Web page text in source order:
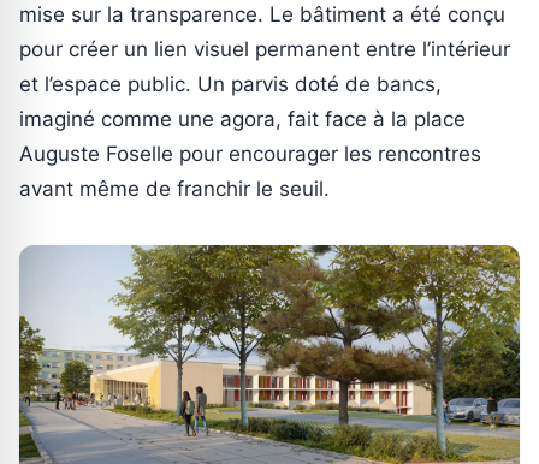
mise sur la transparence. Le bâtiment a été conçu
pour créer un lien visuel permanent entre l’intérieur
et l’espace public. Un parvis doté de bancs,
imaginé comme une agora, fait face à la place
Auguste Foselle pour encourager les rencontres
avant même de franchir le seuil.